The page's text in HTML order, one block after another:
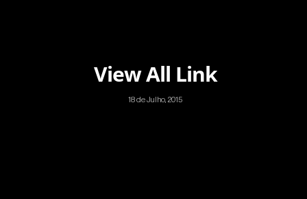
View All Link
18 de Julho, 2015